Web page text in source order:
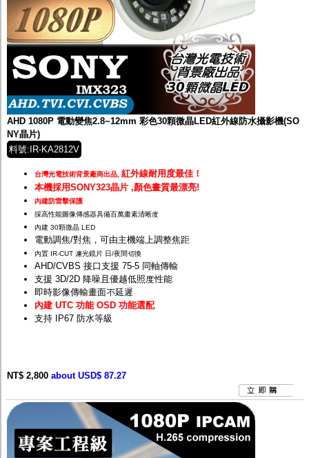
AHD 1080P 電動變焦2.8~12mm 彩色30顆微晶LED紅外線防水攝影機(SO
NY晶片)
料號:IR-KA2812V
台灣光電技術背景廠商出品, 紅外線耐用度最佳！
本機採用SONY323晶片 ,顏色畫質最漂亮!
內建防雷擊保護
採高性能圖像傳感器具備百萬畫素清晰度
內建 30顆微晶 LED
電動調焦/對焦，可由主機端上調整焦距
內置 IR-CUT 濾光鏡片 日/夜間切換
AHD/CVBS 接口支援 75-5 同軸傳輸
支援 3D/2D 降噪且優越低照度性能
即時影像傳輸畫面不延遲
內建 UTC 功能 OSD 功能選配
支持 IP67 防水等級
NT$ 2,800 about USD$ 87.27